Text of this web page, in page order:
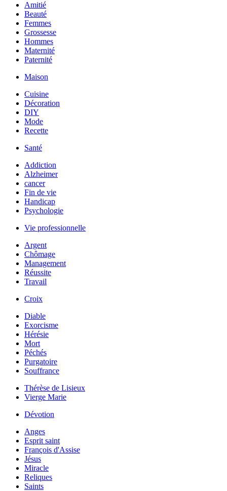
Amitié
Beauté
Femmes
Grossesse
Hommes
Maternité
Paternité
Maison
Cuisine
Décoration
DIY
Mode
Recette
Santé
Addiction
Alzheimer
cancer
Fin de vie
Handicap
Psychologie
Vie professionnelle
Argent
Chômage
Management
Réussite
Travail
Croix
Diable
Exorcisme
Hérésie
Mort
Péchés
Purgatoire
Souffrance
Thérèse de Lisieux
Vierge Marie
Dévotion
Anges
Esprit saint
François d'Assise
Jésus
Miracle
Reliques
Saints